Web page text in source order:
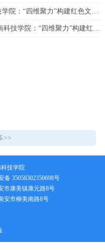
《学习强国》：思政头条 | 闽南科技学院：“四维聚力”构建红色文化育人新格局
《全国高校思想政治工作网》：闽南科技学院：“四维聚力”构建红色文化育人新格局
>>
技学院
备 35058302350698号
市康美镇康元路8号
安市柳美南路8号